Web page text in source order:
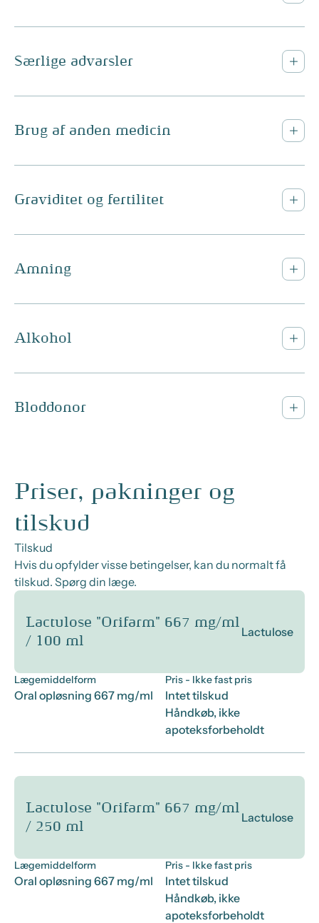
Særlige advarsler
Brug af anden medicin
Graviditet og fertilitet
Amning
Alkohol
Bloddonor
Priser, pakninger og
tilskud
Tilskud
Hvis du opfylder visse betingelser, kan du normalt få
tilskud. Spørg din læge.
Lactulose "Orifarm" 667 mg/ml
/ 100 ml
Lactulose
Lægemiddelform
Oral opløsning 667 mg/ml
Pris - Ikke fast pris
Intet tilskud
Håndkøb, ikke
apoteksforbeholdt
Lactulose "Orifarm" 667 mg/ml
/ 250 ml
Lactulose
Lægemiddelform
Oral opløsning 667 mg/ml
Pris - Ikke fast pris
Intet tilskud
Håndkøb, ikke
apoteksforbeholdt